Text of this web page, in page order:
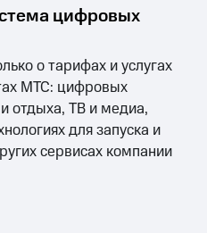
цифровых
о тарифах и услугах
МТС: цифровых
отдыха, ТВ и медиа,
для запуска и
сервисах компании